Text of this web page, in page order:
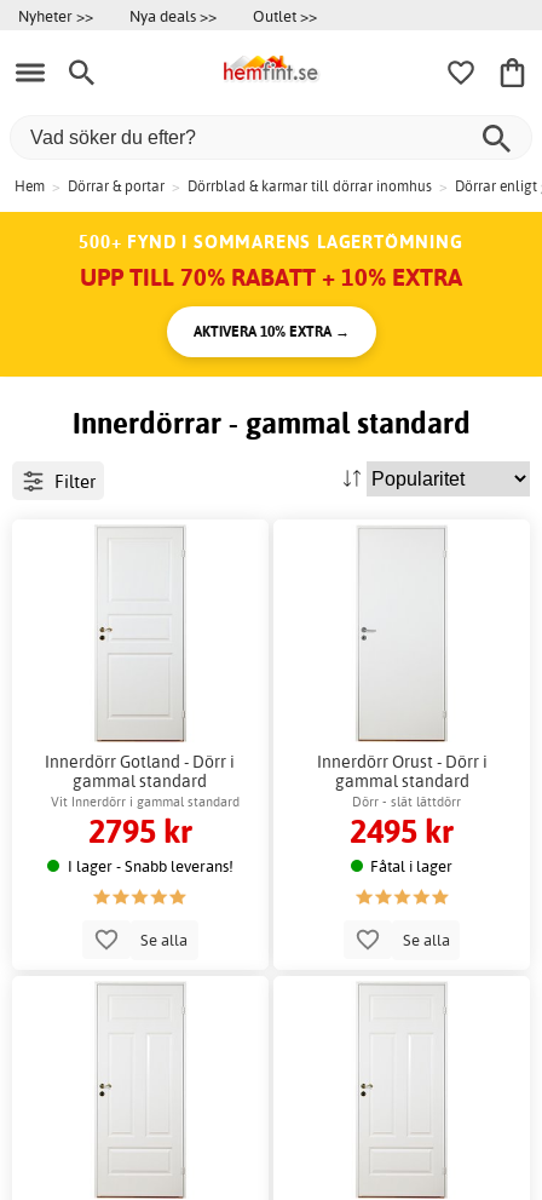
Nyheter >> Nya deals >> Outlet >>
Hem > Dörrar & portar > Dörrblad & karmar till dörrar inomhus > Dörrar
500+ FYND I SOMMARENS LAGERTÖMNING
UPP TILL 70% RABATT + 10% EXTRA
AKTIVERA 10% EXTRA →
Innerdörrar - gammal standard
Filter
Innerdörr Gotland - Dörr i
gammal standard
Vit Innerdörr i gammal standard
2795 kr
I lager - Snabb leverans!
Se alla
Innerdörr Orust - Dörr i
gammal standard
Dörr - slät lättdörr
2495 kr
Fåtal i lager
Se alla